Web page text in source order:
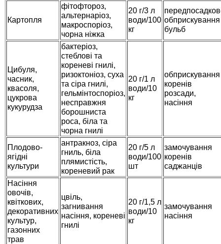
Картопля
фітофтороз,
альтернаріоз,
макроспоріоз,
чорна ніжка
20 г/3 л
води/100
кг
обприскування
бульб
Цибуля,
часник,
квасоля,
цукрова
кукурудза
бактеріоз,
стеблові та
кореневі гнилі,
ризоктоніоз, суха
та сіра гнилі,
гельмінтоспоріоз,
несправжня
борошниста
роса, біла та
чорна гнилі
20 г/1 л
води/10
кг
обприскування
коренів
розсади,
насіння
Плодово-
ягідні
культури
антракноз, сіра
гниль, біла
плямистість,
кореневий рак
20 г/5 л
води/100
шт
замочування
коренів
саджанців
Насіння
овочів,
квіткових,
декоративних
культур,
газонних
трав
цвіль,
загнивання
насіння, кореневі
гнилі
20 г/1,5 л
води/10
кг
замочування
насіння
Элитные семена в банках
Купить семена - хиты продаж